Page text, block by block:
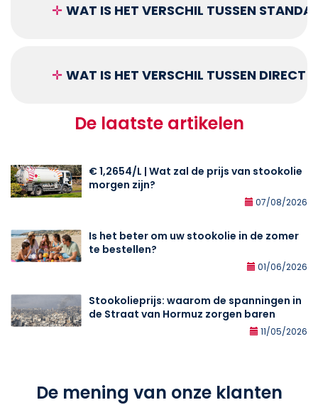
✛ WAT IS HET VERSCHIL TUSSEN
✛ WAT IS HET VERSCHIL TUSSEN DIRECT
De laatste artikelen
€ 1,2654/L | Wat zal de prijs van stookolie
morgen zijn?
07/08/2026
Is het beter om uw stookolie in de zomer
te bestellen?
01/06/2026
Stookolieprijs: waarom de spanningen in
de Straat van Hormuz zorgen baren
11/05/2026
De mening van onze klanten